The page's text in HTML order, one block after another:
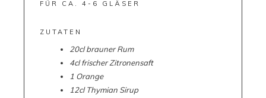
FÜR CA. 4-6 GLÄSER
ZUTATEN
20cl brauner Rum
4cl frischer Zitronensaft
1 Orange
12cl Thymian Sirup